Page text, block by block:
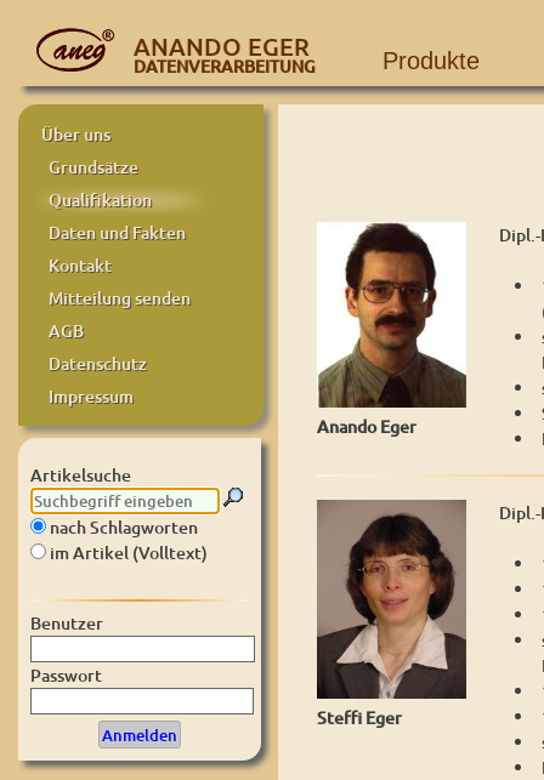
ANANDO EGER
DATENVERARBEITUNG Produkte
Über uns
Grundsätze
Qualifikation
Daten und Fakten
Kontakt
Mitteilung senden
AGB
Datenschutz
Impressum
Artikelsuche
nach Schlagworten
im Artikel (Volltext)
Benutzer
Passwort
Anando Eger
Steffi Eger